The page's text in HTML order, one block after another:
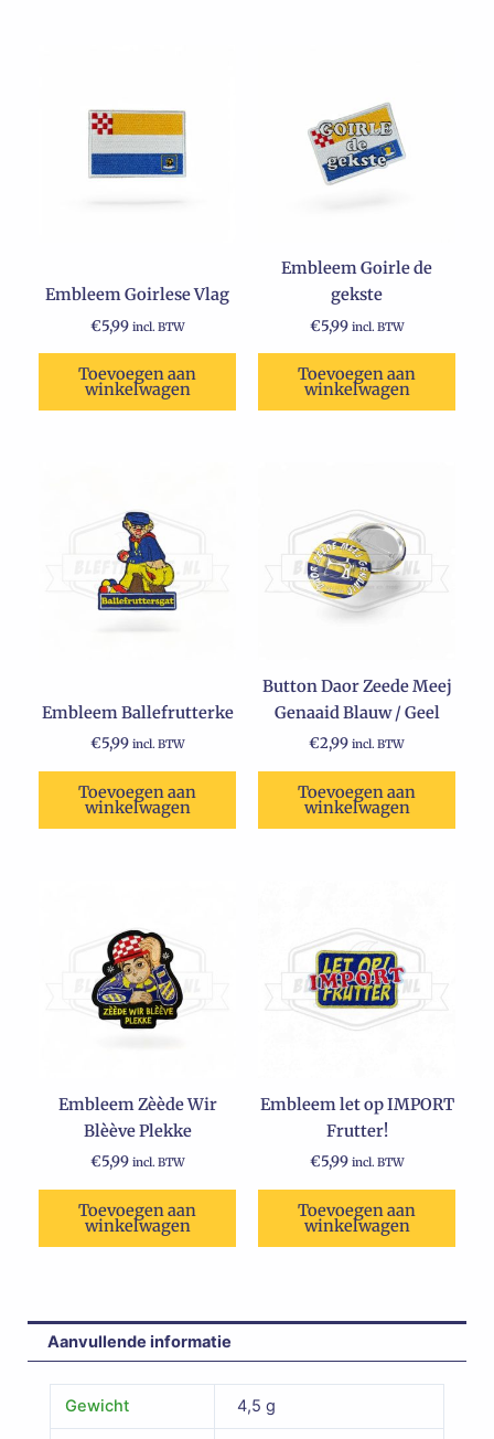
Embleem Goirlese Vlag
€5,99 incl. BTW
Toevoegen aan
winkelwagen
Embleem Goirle de
gekste
€5,99 incl. BTW
Toevoegen aan
winkelwagen
Embleem Ballefrutterke
€5,99 incl. BTW
Toevoegen aan
winkelwagen
Button Daor Zeede Meej
Genaaid Blauw / Geel
€2,99 incl. BTW
Toevoegen aan
winkelwagen
Embleem Zèède Wir
Blèève Plekke
€5,99 incl. BTW
Toevoegen aan
winkelwagen
Embleem let op IMPORT
Frutter!
€5,99 incl. BTW
Toevoegen aan
winkelwagen
Aanvullende informatie
Gewicht 4,5 g